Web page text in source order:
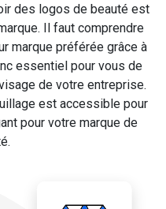
des logos de beauté est
Il faut comprendre
marque préférée grâce à
essentiel pour vous de
de votre entreprise.
est accessible pour
pour votre marque de